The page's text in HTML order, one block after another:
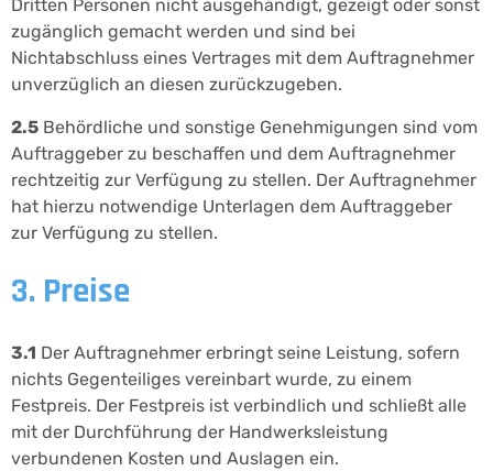
Dritten Personen nicht ausgehändigt, gezeigt oder sonst
zugänglich gemacht werden und sind bei
Nichtabschluss eines Vertrages mit dem Auftragnehmer
unverzüglich an diesen zurückzugeben.
2.5 Behördliche und sonstige Genehmigungen sind vom
Auftraggeber zu beschaffen und dem Auftragnehmer
rechtzeitig zur Verfügung zu stellen. Der Auftragnehmer
hat hierzu notwendige Unterlagen dem Auftraggeber
zur Verfügung zu stellen.
3. Preise
3.1 Der Auftragnehmer erbringt seine Leistung, sofern
nichts Gegenteiliges vereinbart wurde, zu einem
Festpreis. Der Festpreis ist verbindlich und schließt alle
mit der Durchführung der Handwerksleistung
verbundenen Kosten und Auslagen ein.